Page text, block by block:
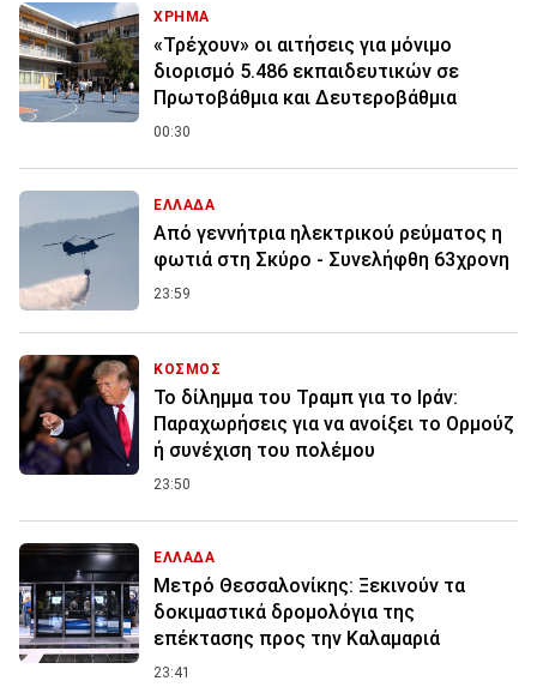
ΧΡΗΜΑ
«Τρέχουν» οι αιτήσεις για μόνιμο
διορισμό 5.486 εκπαιδευτικών σε
Πρωτοβάθμια και Δευτεροβάθμια
00:30
ΕΛΛΑΔΑ
Από γεννήτρια ηλεκτρικού ρεύματος η
φωτιά στη Σκύρο - Συνελήφθη 63χρονη
23:59
ΚΟΣΜΟΣ
Το δίλημμα του Τραμπ για το Ιράν:
Παραχωρήσεις για να ανοίξει το Ορμούζ
ή συνέχιση του πολέμου
23:50
ΕΛΛΑΔΑ
Μετρό Θεσσαλονίκης: Ξεκινούν τα
δοκιμαστικά δρομολόγια της
επέκτασης προς την Καλαμαριά
23:41